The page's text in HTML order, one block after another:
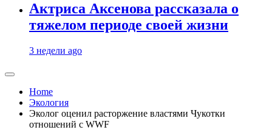
Актриса Аксенова рассказала о
тяжелом периоде своей жизни
3 недели ago
Home
Экология
Эколог оценил расторжение властями Чукотки
отношений с WWF